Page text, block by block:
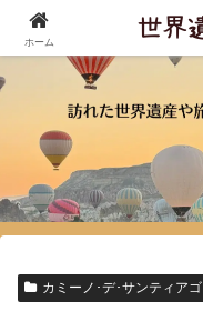
カミーノ･デ･サンティアゴ
ホーム